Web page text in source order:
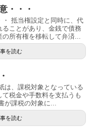
・・・
抵当権設定と同時に、代
ことがあり、金銭で債務
の所有権を移転して弁済...
を読む
は、課税対象となっている
税金や手数料を支払うも
が課税の対象に...
を読む